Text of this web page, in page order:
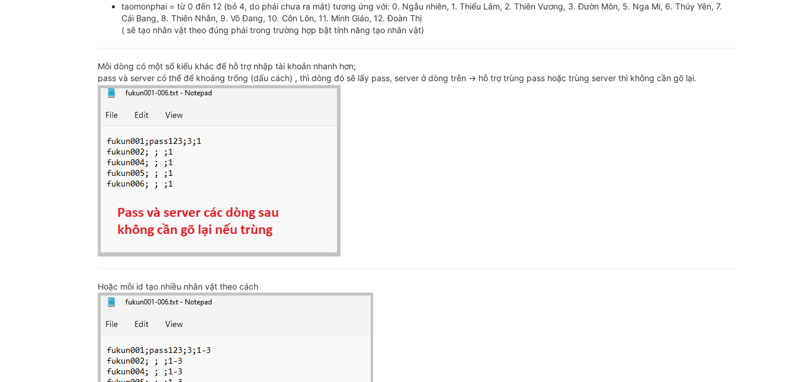
taomonphai = từ 0 đến 12 (bỏ 4, do phái chưa ra mắt) tương ứng với: 0. Ngẫu nhiên, 1. Thiếu Lâm, 2. Thiên Vương, 3. Đườn Môn, 5. Nga Mi, 6. Thúy Yên, 7.
Cái Bang, 8. Thiên Nhẫn, 9. Võ Đang, 10. Côn Lôn, 11. Minh Giáo, 12. Đoàn Thị
( sẽ tạo nhân vật theo đúng phái trong trường hợp bật tính năng tạo nhân vật)
Mỗi dòng có một số kiểu khác để hỗ trợ nhập tài khoản nhanh hơn;
pass và server có thể để khoảng trống (dấu cách) , thì dòng đó sẽ lấy pass, server ở dòng trên -> hỗ trợ trùng pass hoặc trùng server thì không cần gõ lại.
Hoặc mỗi id tạo nhiều nhân vật theo cách